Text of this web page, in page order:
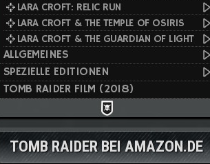
LARA CROFT: RELIC RUN
LARA CROFT & THE TEMPLE OF OSIRIS
LARA CROFT & THE GUARDIAN OF LIGHT
ALLGEMEINES
SPEZIELLE EDITIONEN
TOMB RAIDER FILM (2018)
TOMB RAIDER BEI AMAZON.DE